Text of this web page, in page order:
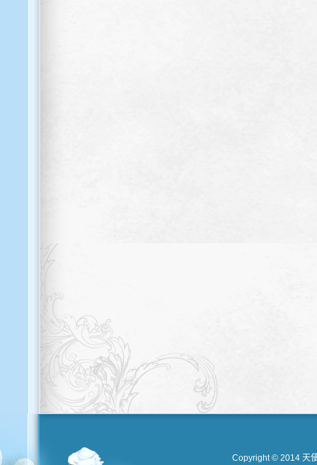
Copyright © 2014 天